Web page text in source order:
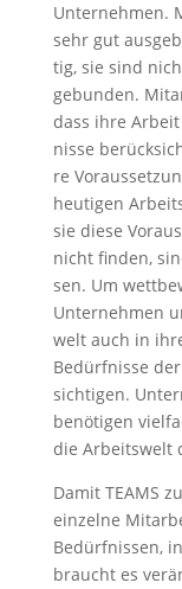
Unter­neh­men.
sehr gut
tig, sie sind
gebun­den.
dass ihre
nis­se
re
heu­ti­gen
sie die­se
nicht fin­den,
sen. Um
Unter­neh­men
welt auch in
Bedürf­nis­se
sich­ti­gen.
benö­ti­gen
die Arbeits­welt
Damit TEAMS
ein­zel­ne
Bedürf­nis­sen,
braucht es